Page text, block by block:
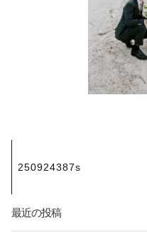
稿
ナ
250924387s
最近の投稿